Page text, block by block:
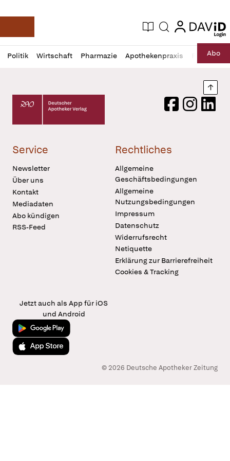
Deutsche Apotheker Zeitung
Aktuelle Ausgabe
Suche login
login
Politik Wirtschaft Pharmazie Apothekenpraxis RechtAbo
Profil
öffnen
Daz
Pur
Deutscher Apotheker Verlag Logo
FacebookInstagram
Service
Newsletter
Über uns
Kontakt
Mediadaten
Abo kündigen
RSS-Feed
Rechtliches
Allgemeine
Geschäftsbedingungen
Allgemeine
Nutzungsbedingungen
Impressum
Datenschutz
Widerrufsrecht
Netiquette
Erklärung zur Barrierefreiheit
Cookies & Tracking
Jetzt auch als App für iOS
und Android
Jetzt bei Google Play
Laden im App Store
© 2026 Deutsche Apotheker Zeitung